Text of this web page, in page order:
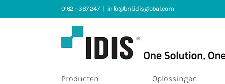
naar
0162 - 387 247 | info@bnl.idisglobal.com
Producten Oplossingen